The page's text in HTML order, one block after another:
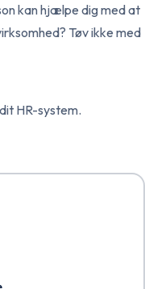
kan hjælpe dig med at
Tøv ikke med
HR-system.